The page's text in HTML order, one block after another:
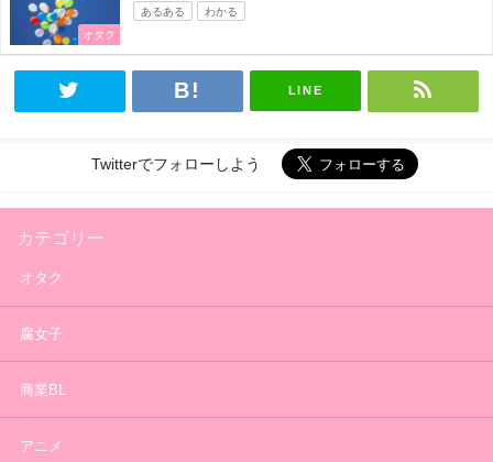
オタク
あるある わかる
LINE
Twitterでフォローしよう
カテゴリー
オタク
腐女子
商業BL
アニメ